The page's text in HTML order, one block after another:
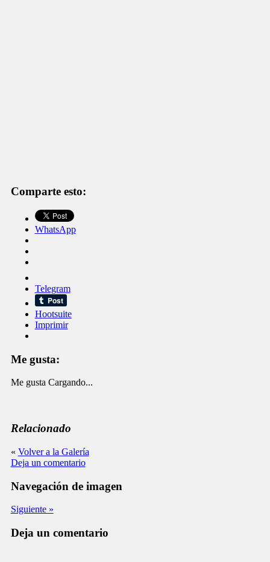
Comparte esto:
WhatsApp
Telegram
Hootsuite
Imprimir
Me gusta:
Me gusta Cargando...
Relacionado
« Volver a la Galería
Deja un comentario
Navegación de imagen
Siguiente »
Deja un comentario